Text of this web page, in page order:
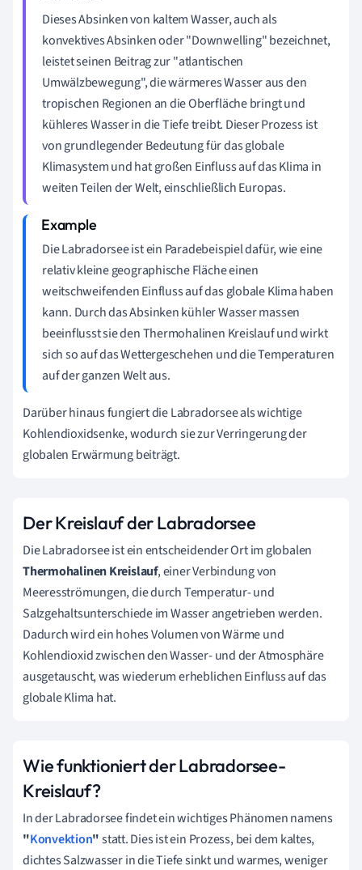
Dieses Absinken von kaltem Wasser, auch als
konvektives Absinken oder "Downwelling" bezeichnet,
leistet seinen Beitrag zur "atlantischen
Umwälzbewegung", die wärmeres Wasser aus den
tropischen Regionen an die Oberfläche bringt und
kühleres Wasser in die Tiefe treibt. Dieser Prozess ist
von grundlegender Bedeutung für das globale
Klimasystem und hat großen Einfluss auf das Klima in
weiten Teilen der Welt, einschließlich Europas.
Die Labradorsee ist ein Paradebeispiel dafür, wie eine
relativ kleine geographische Fläche einen
weitschweifenden Einfluss auf das globale Klima haben
kann. Durch das Absinken kühler Wasser massen
beeinflusst sie den Thermohalinen Kreislauf und wirkt
sich so auf das Wettergeschehen und die Temperaturen
auf der ganzen Welt aus.
Darüber hinaus fungiert die Labradorsee als wichtige
Kohlendioxidsenke, wodurch sie zur Verringerung der
globalen Erwärmung beiträgt.
Der Kreislauf der Labradorsee
Die Labradorsee ist ein entscheidender Ort im globalen
Thermohalinen Kreislauf, einer Verbindung von
Meeresströmungen, die durch Temperatur- und
Salzgehaltsunterschiede im Wasser angetrieben werden.
Dadurch wird ein hohes Volumen von Wärme und
Kohlendioxid zwischen den Wasser- und der Atmosphäre
ausgetauscht, was wiederum erheblichen Einfluss auf das
globale Klima hat.
Wie funktioniert der Labradorsee-
Kreislauf?
In der Labradorsee findet ein wichtiges Phänomen namens
"Konvektion"statt. Dies ist ein Prozess, bei dem kaltes,
dichtes Salzwasser in die Tiefe sinkt und warmes, weniger